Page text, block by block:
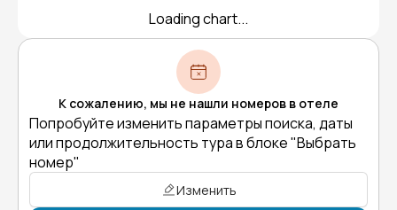
Loading chart...
К сожалению, мы не нашли номеров в отеле
Попробуйте изменить параметры поиска, даты
или продолжительность тура в блоке "Выбрать
номер"
Изменить